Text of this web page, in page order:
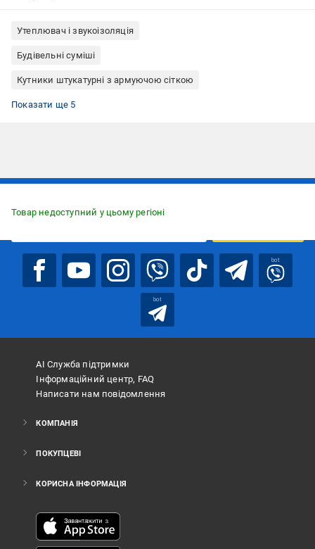
Утеплювач і звукоізоляція
Будівельні суміші
Кутники штукатурні з армуючою сіткою
Кутники для штукатурки та шпаклівки
Кутники перфоровані (перфокут)
Кутники штукатурні 2,5 м
Кутники штукатурні алюміній
Кутники штукатурні ШТУКАТУР
Показати ще 5
Товар недоступний у цьому регіоні
bot
bot
АІ Служба підтримки
Інформаційний центр, FAQ
Написати нам повідомлення
КОМПАНІЯ
ПОКУПЦЕВІ
КОРИСНА ІНФОРМАЦІЯ